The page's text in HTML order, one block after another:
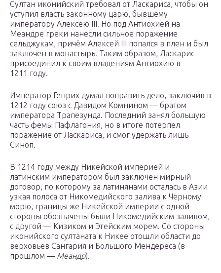
Султан иконийский требовал от Ласкариса, чтобы он
уступил власть законному царю, бывшему
императору Алексею III. Но под Антиохией на
Меандре греки нанесли сильное поражение
сельджукам, причём Алексей III попался в плен и был
заключен в монастырь. Таким образом, Ласкарис
присоединил к своим владениям Антиохию в
1211 году.
Император Генрих думал поправить дело, заключив в
1212 году союз с Давидом Комнином — братом
императора Трапезунда. Последний занял большую
часть фемы Пафлагония, но в итоге потерпел
поражение от Ласкариса, и смог удержать лишь
Синоп.
В 1214 году между Никейской империей и
латинским императором был заключен мирный
договор, по которому за латинянами осталась в Азии
узкая полоса от Никомедийского залива к Чёрному
морю, границы же Никейской империи с одной
стороны обозначены были Никомедийским заливом,
с другой — Кизиком и Эгейским морем. Со стороны
иконийского султаната к Никее отошли области до
верховьев Сангария и Большого Мендереса (в
прошлом — Меандр).